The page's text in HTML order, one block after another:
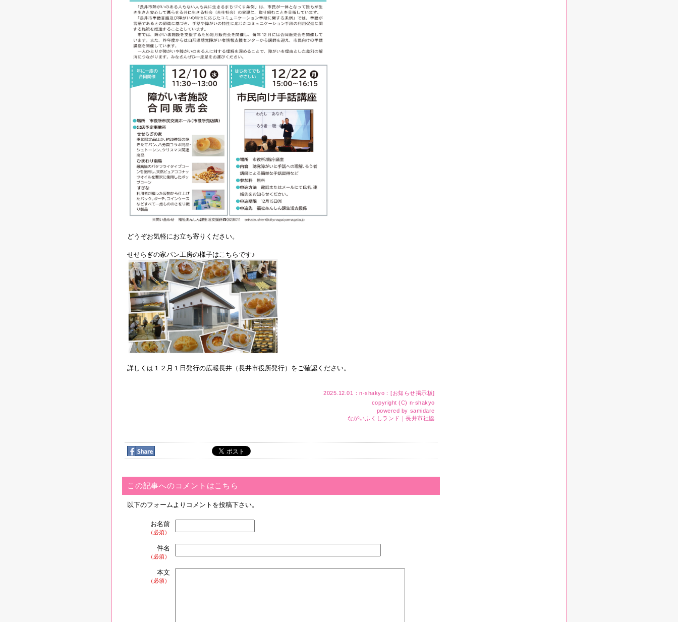
どうぞお気軽にお立ち寄りください。
せせらぎの家パン工房の様子はこちらです♪
詳しくは１２月１日発行の広報長井（長井市役所発行）をご確認ください。
2025.12.01：n-shakyo：[お知らせ掲示板]
copyright (C) n-shakyo
powered by samidare
ながいふくしランド｜長井市社協
この記事へのコメントはこちら
以下のフォームよりコメントを投稿下さい。
お名前
（必須）
件名
（必須）
本文
（必須）